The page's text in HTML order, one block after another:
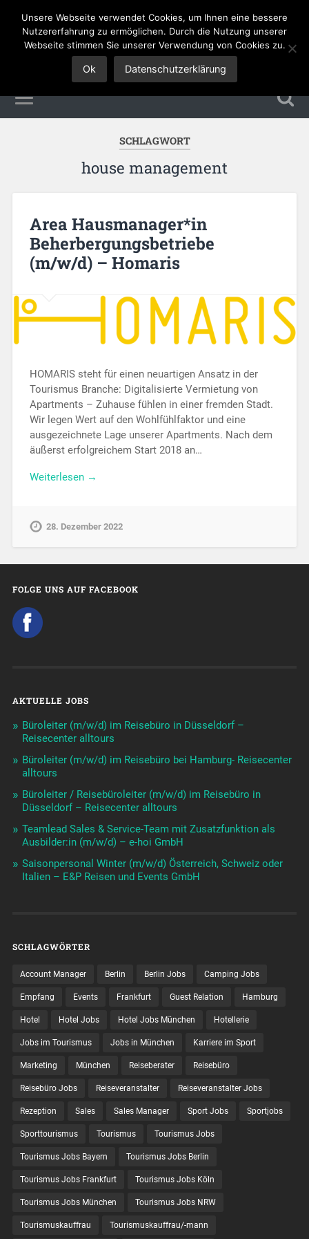
Tourismus Jobs
SCHLAGWORT
house management
Area Hausmanager*in
Beherbergungsbetriebe
(m/w/d) – Homaris
HOMARIS steht für einen neuartigen Ansatz in der
Tourismus Branche: Digitalisierte Vermietung von
Apartments – Zuhause fühlen in einer fremden Stadt.
Wir legen Wert auf den Wohlfühlfaktor und eine
ausgezeichnete Lage unserer Apartments. Nach dem
äußerst erfolgreichem Start 2018 an…
Weiterlesen →
28. Dezember 2022
FOLGE UNS AUF FACEBOOK
AKTUELLE JOBS
Büroleiter (m/w/d) im Reisebüro in Düsseldorf –
Reisecenter alltours
Büroleiter (m/w/d) im Reisebüro bei Hamburg- Reisecenter
alltours
Büroleiter / Reisebüroleiter (m/w/d) im Reisebüro in
Düsseldorf – Reisecenter alltours
Teamlead Sales & Service-Team mit Zusatzfunktion als
Ausbilder:in (m/w/d) – e-hoi GmbH
Saisonpersonal Winter (m/w/d) Österreich, Schweiz oder
Italien – E&P Reisen und Events GmbH
SCHLAGWÖRTER
Account Manager Berlin Berlin Jobs Camping Jobs
Empfang Events Frankfurt Guest Relation Hamburg
Hotel Hotel Jobs Hotel Jobs München Hotellerie
Jobs im Tourismus Jobs in München Karriere im Sport
Marketing München Reiseberater Reisebüro
Reisebüro Jobs Reiseveranstalter Reiseveranstalter Jobs
Rezeption Sales Sales Manager Sport Jobs Sportjobs
Sporttourismus Tourismus Tourismus Jobs
Tourismus Jobs Bayern Tourismus Jobs Berlin
Tourismus Jobs Frankfurt Tourismus Jobs Köln
Tourismus Jobs München Tourismus Jobs NRW
Tourismuskauffrau Tourismuskauffrau/-mann
Unsere Webseite verwendet Cookies, um Ihnen eine bessere
Nutzererfahrung zu ermöglichen. Durch die Nutzung unserer
Webseite stimmen Sie unserer Verwendung von Cookies zu.
Ok Datenschutzerklärung